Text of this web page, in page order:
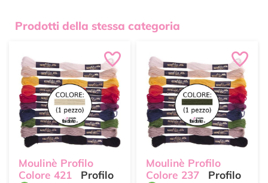
Prodotti della stessa categoria
Moulinè Profilo
Colore 421
Profilo
Moulinè Profilo
Colore 237
Profilo